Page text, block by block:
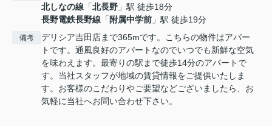
北しなの線 「北長野 」駅 徒歩18分
長野電鉄長野線 「 附属中学前 」駅 徒歩19分
備考
デリシア吉田店まで365mです。こちらの物件はアパー
トです。通風良好のアパートなのでいつでも新鮮な空気
を味わえます。最寄りの駅まで徒歩14分のアパートで
す。当社スタッフが地域の賃貸情報をご提供いたしま
す。お客様のこだわりやご要望などございましたら、お
気軽に当社へお問い合わせ下さい。